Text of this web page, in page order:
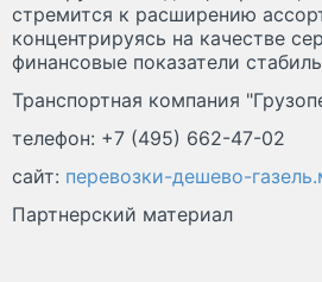
стремится к расширению
концентрируясь на качестве
финансовые показатели
Транспортная компания
телефон: +7 (495) 662-47-02
сайт: перевозки-дешево-
Партнерский материал